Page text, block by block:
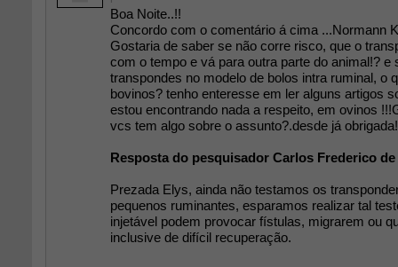
Boa Noite..!!
Concordo com o comentário á cima ...Normann
Gostaria de saber se não corre risco, que o
com o tempo e vá para outra parte do animal!? e
transpondes no modelo de bolos intra ruminal, o
bovinos? tenho enteresse em ler alguns artigos
estou encontrando nada a respeito, em ovinos
vcs tem algo sobre o assunto?.desde já
Resposta do pesquisador Carlos Frederico
Prezada Elys, ainda não testamos os
pequenos ruminantes, esparamos realizar tal
injetável podem provocar fístulas, migrarem ou
inclusive de difícil recuperação.